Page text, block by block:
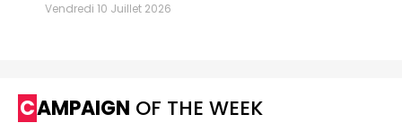
Vendredi 10 Juillet 2026
CAMPAIGN OF THE WEEK